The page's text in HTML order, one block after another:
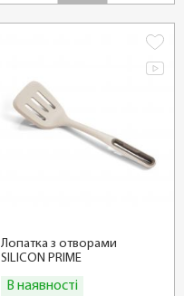
Лопатка з отворами
SILICON PRIME
В наявності